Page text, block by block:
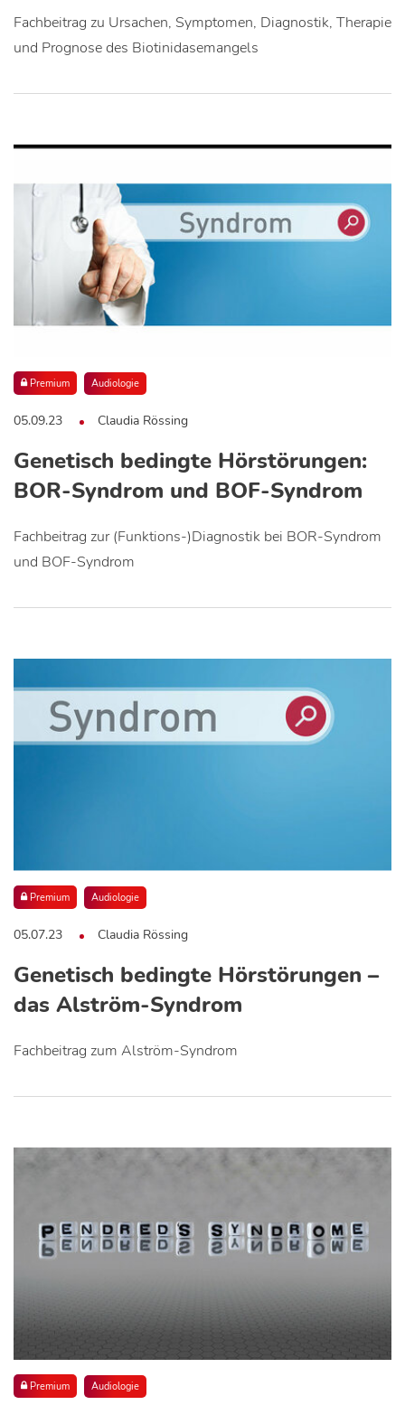
Fachbeitrag zu Ursachen, Symptomen, Diagnostik, Therapie
und Prognose des Biotinidasemangels
Premium Audiologie
05.09.23 Claudia Rössing
Genetisch bedingte Hörstörungen:
BOR-Syndrom und BOF-Syndrom
Fachbeitrag zur (Funktions-)Diagnostik bei BOR-Syndrom
und BOF-Syndrom
Premium Audiologie
05.07.23 Claudia Rössing
Genetisch bedingte Hörstörungen –
das Alström-Syndrom
Fachbeitrag zum Alström-Syndrom
Premium Audiologie